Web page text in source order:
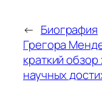
← Биография
Грегора
краткий обзор
научных